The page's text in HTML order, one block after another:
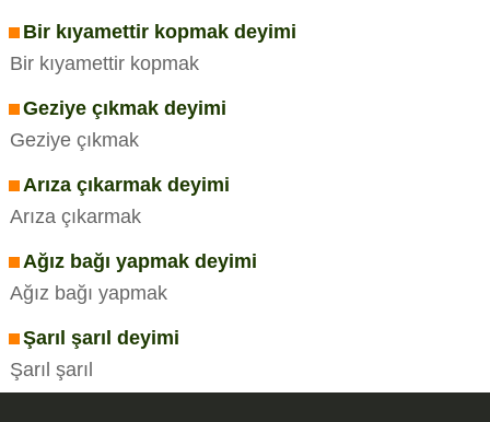
Bir kıyamettir kopmak deyimi
Bir kıyamettir kopmak
Geziye çıkmak deyimi
Geziye çıkmak
Arıza çıkarmak deyimi
Arıza çıkarmak
Ağız bağı yapmak deyimi
Ağız bağı yapmak
Şarıl şarıl deyimi
Şarıl şarıl